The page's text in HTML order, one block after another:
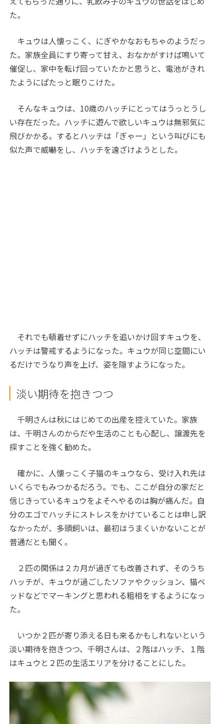
た。
キュウは人懐っこく、にぎやかなおもちゃのようだっ
た。家族全員にすり寄って甘え、おなかがすけば鳴いて
催促し、家中を転げ回っていたかと思うと、電池がきれ
たようにぱたっと眠りこけた。
そんなキュウは、10歳のハッチにとってはうっとうし
い存在だった。ハッチに遊んで欲しいキュウは無邪気に
飛びかかる。するとハッチは「ぎゃー」という叫びにも
似た声で威嚇をし、ハッチを遠ざけようとした。
それでも頓着せずにハッチを追いかけ回すキュウを、
ハッチは警戒するようになった。キュウが同じ空間にい
るだけでうなり声を上げ、姿を隠すようになった。
淡い期待を抱きつつ
千明さんは秋にはじめての出産を控えていた。家族
は、千明さんのからだや生活のことも心配し、譲渡先を
探すことを強く勧めた。
確かに、人懐っこく子猫のキュウなら、受け入れ先は
いくらでもみつかるだろう。でも、ここが自分の家だと
信じきっているキュウをよそへやるのは胸が痛んだ。自
分のエゴでハッチにストレスをかけていることは申し訳
なかったが、多頭飼いは、最初はうまくいかないことが
普通だとも聞く。
２匹の関係は２カ月が過ぎても改善されず、そのうち
ハッチが、キュウが過ごしたソファやクッション、猫ベ
ッドなどでマーキングと思われる粗相をするようになっ
た。
いつか２匹が寄り添える日も来るかもしれないという
淡い期待を抱きつつ、千明さんは、２階はハッチ、１階
はキュウと２匹の生活エリアを分けることにした。